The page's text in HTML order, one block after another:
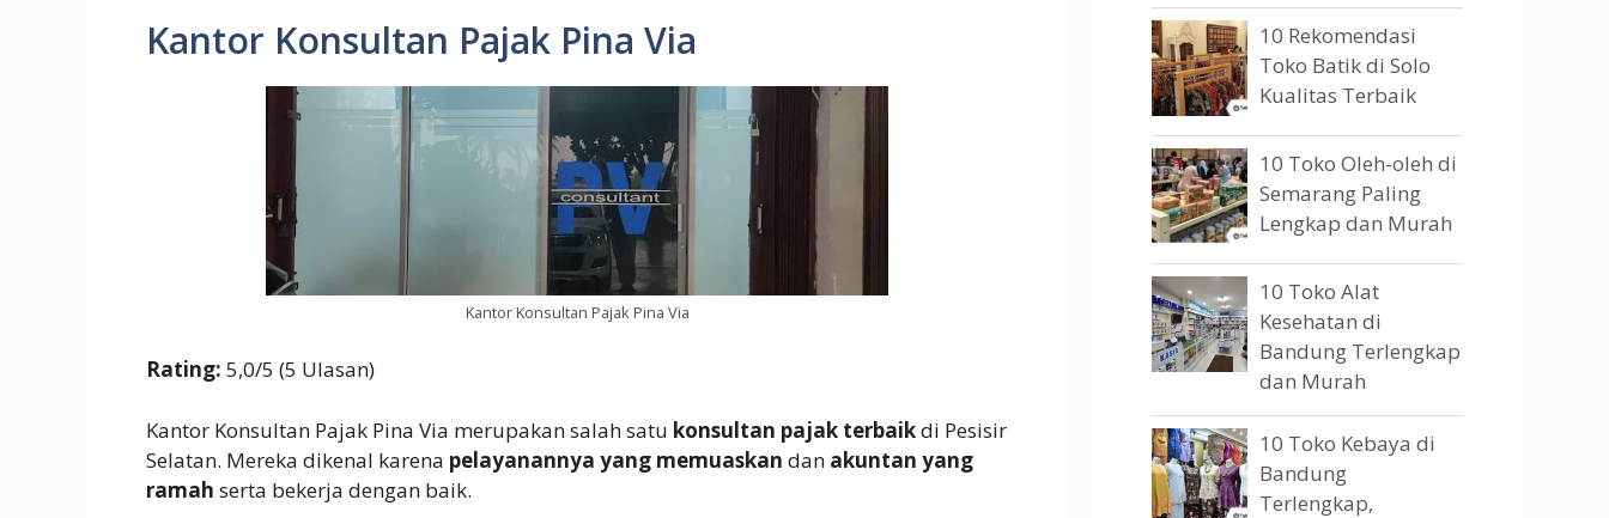
Kantor Konsultan Pajak Pina Via
Kantor Konsultan Pajak Pina Via
Rating: 5,0/5 (5 Ulasan)
Kantor Konsultan Pajak Pina Via merupakan salah satu konsultan pajak terbaikdi Pesisir
Selatan. Mereka dikenal karena pelayanannya yang memuaskan dan akuntan yang
ramah serta bekerja dengan baik.
10 Rekomendasi
Toko Batik di Solo
Kualitas Terbaik
10 Toko Oleh-oleh di
Semarang Paling
Lengkap dan Murah
10 Toko Alat
Kesehatan di
Bandung Terlengkap
dan Murah
10 Toko Kebaya di
Bandung
Terlengkap,